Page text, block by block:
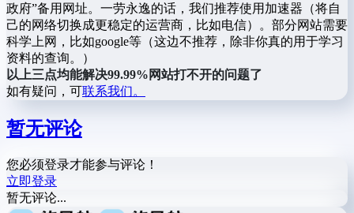
政府”备用网址。一劳永逸的话，我们推荐使用加速器（将自
己的网络切换成更稳定的运营商，比如电信）。部分网站需要
科学上网，比如google等（这边不推荐，除非你真的用于学习
资料的查询。）
以上三点均能解决99.99%网站打不开的问题了
如有疑问，可联系我们。
暂无评论
您必须登录才能参与评论！
立即登录
暂无评论...